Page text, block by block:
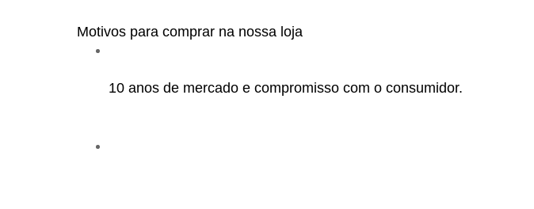
Motivos para comprar na nossa loja
10 anos de mercado e compromisso com o consumidor.